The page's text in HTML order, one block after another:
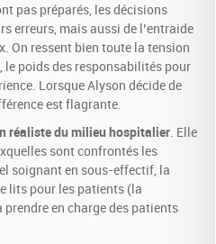
pas préparés, les décisions
erreurs, mais aussi de l’entraide
On ressent bien toute la tension
poids des responsabilités pour
Lorsque Alyson décide de
est flagrante.
réaliste du milieu hospitalier. Elle
sont confrontés les
soignant en sous-effectif, la
lits pour les patients (la
prendre en charge des patients